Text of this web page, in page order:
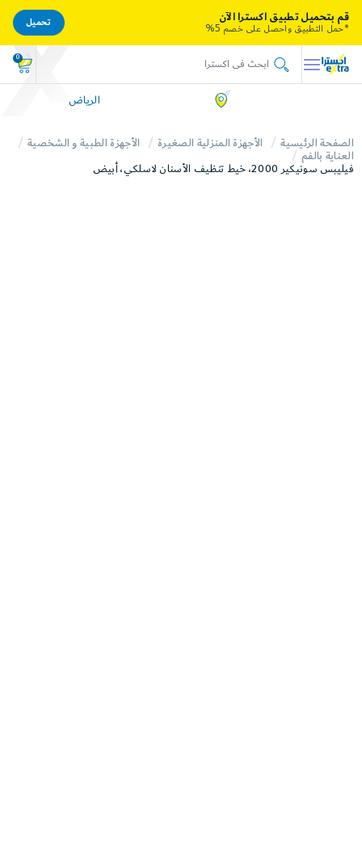
0
الرياض
الصفحة الرئيسية الأجهزة المنزلية الصغيرة
الأجهزة الطبية و الشخصية
العناية بالفم
فيليبس سونيكير 2000، خيط تنظيف الأسنان لاسلكي، أبيض
قم بتحميل تطبيق اكسترا الآن
*حمل التطبيق واحصل على خصم 5%
تحميل